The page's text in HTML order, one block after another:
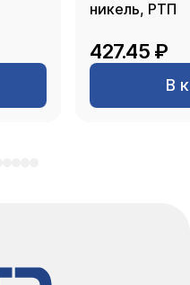
никель, РТП
427.45 ₽
В